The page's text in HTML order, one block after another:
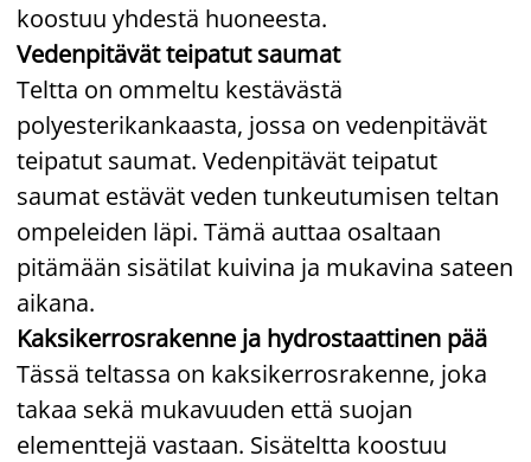
koostuu yhdestä huoneesta.
Vedenpitävät teipatut saumat
Teltta on ommeltu kestävästä
polyesterikankaasta, jossa on vedenpitävät
teipatut saumat. Vedenpitävät teipatut
saumat estävät veden tunkeutumisen teltan
ompeleiden läpi. Tämä auttaa osaltaan
pitämään sisätilat kuivina ja mukavina sateen
aikana.
Kaksikerrosrakenne ja hydrostaattinen pää
Tässä teltassa on kaksikerrosrakenne, joka
takaa sekä mukavuuden että suojan
elementtejä vastaan. Sisäteltta koostuu